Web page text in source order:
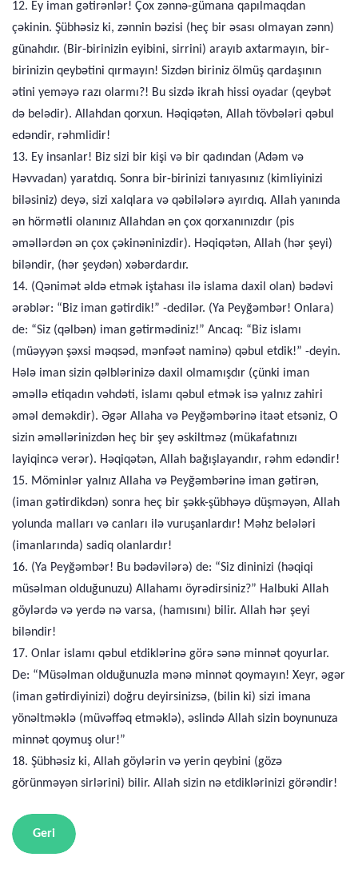
12. Ey iman gətirənlər! Çox zənnə-gümana qapılmaqdan
çəkinin. Şübhəsiz ki, zənnin bəzisi (heç bir əsası olmayan zənn)
günahdır. (Bir-birinizin eyibini, sirrini) arayıb axtarmayın, bir-
birinizin qeybətini qırmayın! Sizdən biriniz ölmüş qardaşının
ətini yeməyə razı olarmı?! Bu sizdə ikrah hissi oyadar (qeybət
də belədir). Allahdan qorxun. Həqiqətən, Allah tövbələri qəbul
edəndir, rəhmlidir!
13. Ey insanlar! Biz sizi bir kişi və bir qadından (Adəm və
Həvvadan) yaratdıq. Sonra bir-birinizi tanıyasınız (kimliyinizi
biləsiniz) deyə, sizi xalqlara və qəbilələrə ayırdıq. Allah yanında
ən hörmətli olanınız Allahdan ən çox qorxanınızdır (pis
əməllərdən ən çox çəkinəninizdir). Həqiqətən, Allah (hər şeyi)
biləndir, (hər şeydən) xəbərdardır.
14. (Qənimət əldə etmək iştahası ilə islama daxil olan) bədəvi
ərəblər: “Biz iman gətirdik!” -dedilər. (Ya Peyğəmbər! Onlara)
de: “Siz (qəlbən) iman gətirmədiniz!” Ancaq: “Biz islamı
(müəyyən şəxsi məqsəd, mənfəət naminə) qəbul etdik!” -deyin.
Hələ iman sizin qəlblərinizə daxil olmamışdır (çünki iman
əməllə etiqadın vəhdəti, islamı qəbul etmək isə yalnız zahiri
əməl deməkdir). Əgər Allaha və Peyğəmbərinə itaət etsəniz, O
sizin əməllərinizdən heç bir şey əskiltməz (mükafatınızı
layiqincə verər). Həqiqətən, Allah bağışlayandır, rəhm edəndir!
15. Möminlər yalnız Allaha və Peyğəmbərinə iman gətirən,
(iman gətirdikdən) sonra heç bir şəkk-şübhəyə düşməyən, Allah
yolunda malları və canları ilə vuruşanlardır! Məhz belələri
(imanlarında) sadiq olanlardır!
16. (Ya Peyğəmbər! Bu bədəvilərə) de: “Siz dininizi (həqiqi
müsəlman olduğunuzu) Allahamı öyrədirsiniz?” Halbuki Allah
göylərdə və yerdə nə varsa, (hamısını) bilir. Allah hər şeyi
biləndir!
17. Onlar islamı qəbul etdiklərinə görə sənə minnət qoyurlar.
De: “Müsəlman olduğunuzla mənə minnət qoymayın! Xeyr, əgər
(iman gətirdiyinizi) doğru deyirsinizsə, (bilin ki) sizi imana
yönəltməklə (müvəffəq etməklə), əslində Allah sizin boynunuza
minnət qoymuş olur!”
18. Şübhəsiz ki, Allah göylərin və yerin qeybini (gözə
görünməyən sirlərini) bilir. Allah sizin nə etdiklərinizi görəndir!
Geri